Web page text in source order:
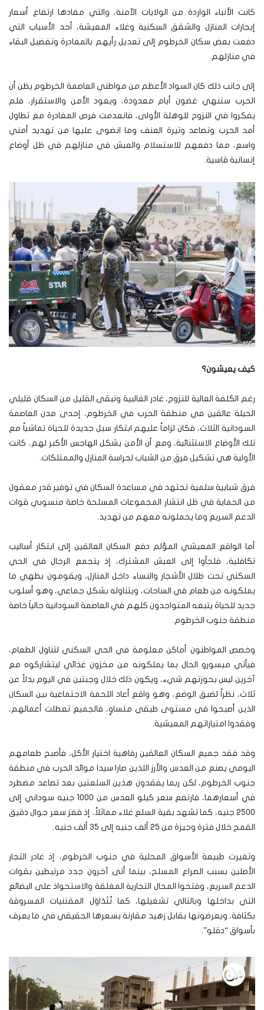
كانت الأنباء الواردة من الولايات الآمنة، والتي مفادها ارتفاع أسعار
إيجارات المنازل والشقق السكنية وغلاء المعيشة، أحد الأسباب التي
دفعت بعض سكان الخرطوم إلى تعديل رأيهم بالمغادرة وتفضيل البقاء
في منازلهم.
إلى جانب ذلك كان السواد الأعظم من مواطني العاصمة الخرطوم يظن أن
الحرب ستنهي غضون أيام معدودة، ويعود الأمن والاستقرار، فلم
يفكروا في النزوح للوهلة الأولى، فانعدمت فرص المغادرة مع تطاول
أمد الحرب وتصاعد وتيرة العنف وما انضوى عليها من تهديد أمني
واسع، مما دفعهم للاستسلام والعيش في منازلهم في ظل أوضاع
إنسانية قاسية.
كيف يعيشون؟
رغم الكلفة العالية للنزوح، غادر الغالبية وتبقى القليل من السكان قليلي
الحيلة عالقين في منطقة الحرب في الخرطوم، إحدى مدن العاصمة
السودانية الثلاث، فكان لزاماً عليهم ابتكار سبل جديدة للحياة تماشياً مع
تلك الأوضاع الاستثنائية، ومع أن الأمن يشكل الهاجس الأكبر لهم، كانت
الأولية هي تشكيل فرق من الشباب لحراسة المنازل والممتلكات.
فرق شبابية سلمية تجتهد في مساعدة السكان في توفير قدر معقول
من الحماية في ظل انتشار المجموعات المسلحة خاصة منسوبي قوات
الدعم السريع وما يحملونه معهم من تهديد.
أما الواقع المعيشي المؤلم دفع السكان العالقين إلى ابتكار أساليب
تكافلية، فلجأوا إلى العيش المشترك، إذ يتجمع الرجال في الحي
السكني تحت ظلال الأشجار والنساء داخل المنازل، ويقومون بطهي ما
يملكونه من طعام في الساحات، ويتناوله بشكل جماعي، وهو أسلوب
جديد للحياة يتبعه المتواجدون كلهم في العاصمة السودانية حالياَ خاصة
منطقة جنوب الخرطوم.
وخصص المواطنون أماكن معلومة في الحي السكني لتناول الطعام،
فيأتي ميسورو الحال بما يملكونه من مخزون غذائي ليتشاركوه مع
آخرين ليس بحوزتهم شيء، ويكون ذلك خلال وجبتين في اليوم بدلاً عن
ثلاث، نظراً لضيق الوضع، وهو واقع أعاد اللحمة الاجتماعية بين السكان
الذين أصبحوا في مستوى طبقي متساوٍ، فالجميع تعطلت أعمالهم،
وفقدوا امتيازاتهم المعيشية.
وقد فقد جميع السكان العالقين رفاهية اختيار الأكل، فأصبح طعامهم
اليومي يصنع من العدس والأرز اللذين صارا سيدا موائد الحرب في منطقة
جنوب الخرطوم، لكن ربما يفقدون هذين السلعتين بعد تصاعد مضطرد
في أسعارهما، فارتفع سعر كيلو العدس من 1000 جنيه سوداني إلى
2500 جنيه، كما تشهد بقية السلع غلاء مماثلاً، إذ قفز سعر جوال دقيق
القمح خلال فترة وجيزة من 25 ألف جنيه إلى 35 ألف جنيه.
وتغيرت طبيعة الأسواق المحلية في جنوب الخرطوم، إذ غادر التجار
الأصلين بسبب الصراع المسلح، بينما أتى آخرون جدد مرتبطين بقوات
الدعم السريع، وفتحوا المحال التجارية المغلقة والاستحواذ على البضائع
التي بداخلها وبالتالي تشغيلها، كما تُتَدَاوَل المقتنيات المسروقة
بكثافة، ويعرضونها بقابل زهيد مقارنة بسعرها الحقيقي في ما يعرف
بأسواق “دقلو”.